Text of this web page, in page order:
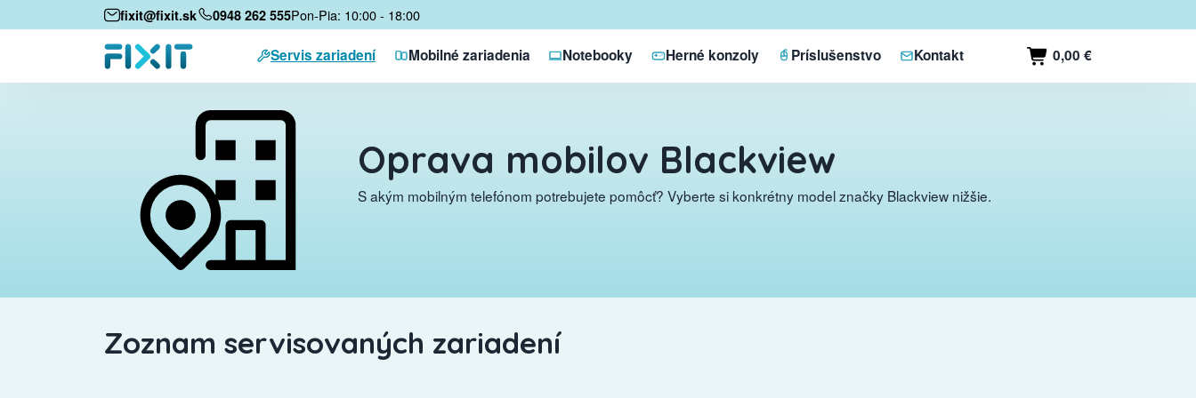
fixit@fixit.sk 0948 262 555Pon-Pia: 10:00 - 18:00
Servis zariadení Mobilné zariadenia Notebooky Herné konzoly Príslušenstvo Kontakt 0,00 €
Oprava mobilov Blackview
S akým mobilným telefónom potrebujete pomôcť? Vyberte si konkrétny model značky Blackview nižšie.
Zoznam servisovaných zariadení